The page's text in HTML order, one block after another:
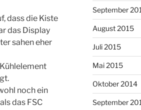
dass die Kiste
das Display
sahen eher
noch ein
das FSC
September
August 2015
Juli 2015
Mai 2015
Oktober 2014
September